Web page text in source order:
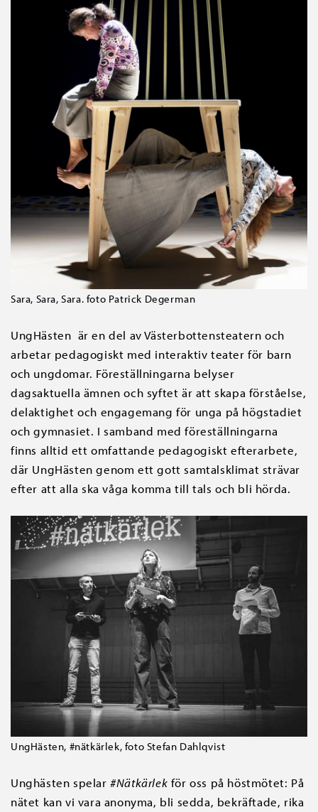
Sara, Sara, Sara. foto Patrick Degerman
UngHästen är en del av Västerbottensteatern och
arbetar pedagogiskt med interaktiv teater för barn
och ungdomar. Föreställningarna belyser
dagsaktuella ämnen och syftet är att skapa förståelse,
delaktighet och engagemang för unga på högstadiet
och gymnasiet. I samband med föreställningarna
finns alltid ett omfattande pedagogiskt efterarbete,
där UngHästen genom ett gott samtalsklimat strävar
efter att alla ska våga komma till tals och bli hörda.
UngHästen, #nätkärlek, foto Stefan Dahlqvist
Unghästen spelar#Nätkärlek för oss på höstmötet: På
nätet kan vi vara anonyma, bli sedda, bekräftade, rika